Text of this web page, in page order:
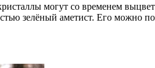
могут со временем
зелёный аметист. Его можно